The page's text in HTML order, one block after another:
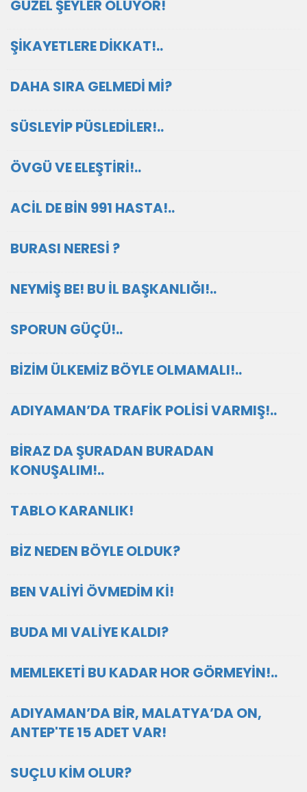
GÜZEL ŞEYLER OLUYOR!
ŞİKAYETLERE DİKKAT!..
DAHA SIRA GELMEDİ Mİ?
SÜSLEYİP PÜSLEDİLER!..
ÖVGÜ VE ELEŞTİRİ!..
ACİL DE BİN 991 HASTA!..
BURASI NERESİ ?
NEYMİŞ BE! BU İL BAŞKANLIĞI!..
SPORUN GÜÇÜ!..
BİZİM ÜLKEMİZ BÖYLE OLMAMALI!..
ADIYAMAN’DA TRAFİK POLİSİ VARMIŞ!..
BİRAZ DA ŞURADAN BURADAN
KONUŞALIM!..
TABLO KARANLIK!
BİZ NEDEN BÖYLE OLDUK?
BEN VALİYİ ÖVMEDİM Kİ!
BUDA MI VALİYE KALDI?
MEMLEKETİ BU KADAR HOR GÖRMEYİN!..
ADIYAMAN’DA BİR, MALATYA’DA ON,
ANTEP'TE 15 ADET VAR!
SUÇLU KİM OLUR?